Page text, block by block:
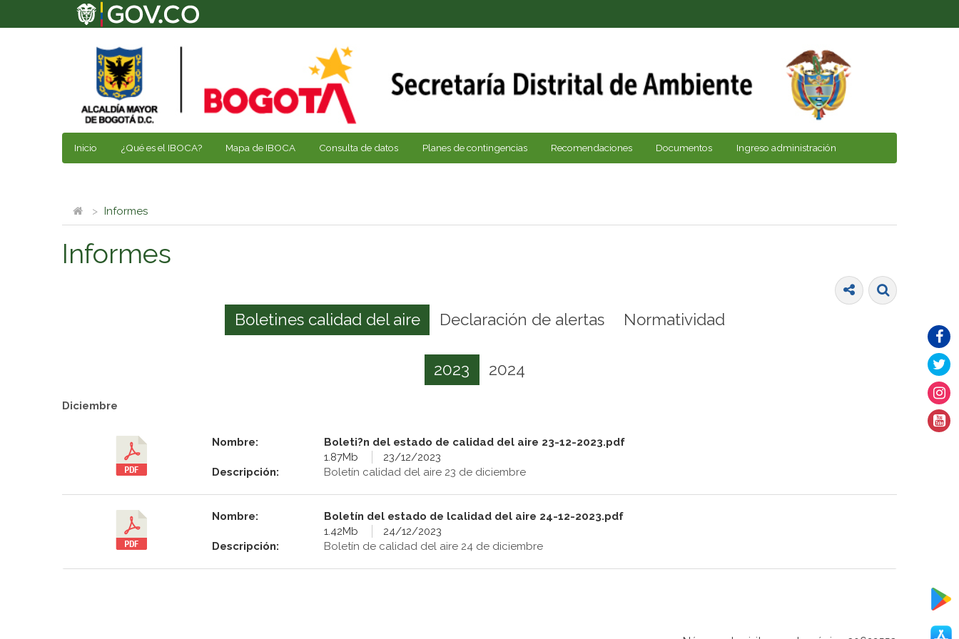
Inicio ¿Qué es el IBOCA? Mapa de IBOCA Consulta de datos Planes de contingencias Recomendaciones Documentos Ingreso administración
Informes
Informes
Boletines calidad del aire Declaración de alertas Normatividad
2023 2024
Diciembre
Nombre:
Boleti?n del estado de calidad del aire 23-12-2023.pdf
1.87Mb
23/12/2023
Descripción:
Boletín calidad del aire 23 de diciembre
Nombre:
Boletín del estado de lcalidad del aire 24-12-2023.pdf
1.42Mb
24/12/2023
Descripción:
Boletín de calidad del aire 24 de diciembre